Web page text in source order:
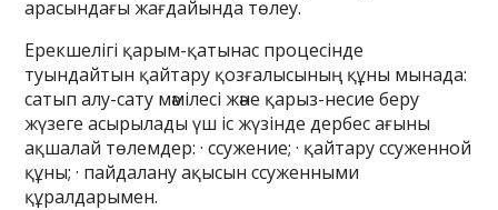
арасындағы жағдайында төлеу.
Ерекшелігі қарым-қатынас процесінде
туындайтын қайтару қозғалысының құны мынада:
сатып алу-сату мәмілесі және қарыз-несие беру
жүзеге асырылады үш іс жүзінде дербес ағыны
ақшалай төлемдер: · ссужение; · қайтару ссуженной
құны; · пайдалану ақысын ссуженными
құралдарымен.